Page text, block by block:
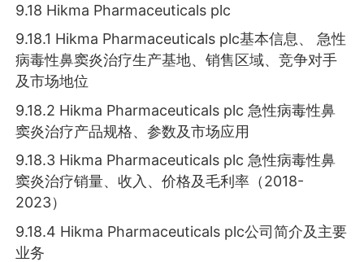
9.18 Hikma Pharmaceuticals plc
9.18.1 Hikma Pharmaceuticals plc基本信息、 急性
病毒性鼻窦炎治疗生产基地、销售区域、竞争对手
及市场地位
9.18.2 Hikma Pharmaceuticals plc 急性病毒性鼻
窦炎治疗产品规格、参数及市场应用
9.18.3 Hikma Pharmaceuticals plc 急性病毒性鼻
窦炎治疗销量、收入、价格及毛利率（2018-
2023）
9.18.4 Hikma Pharmaceuticals plc公司简介及主要
业务